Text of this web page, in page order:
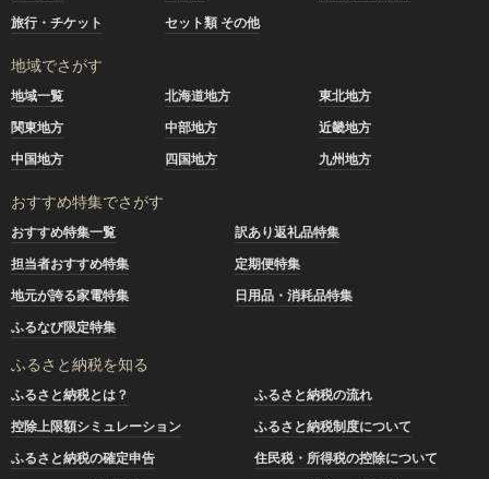
旅行・チケット
セット類 その他
地域でさがす
地域一覧 北海道地方
東北地方
関東地方
中部地方
近畿地方
中国地方
四国地方 九州地方
おすすめ特集でさがす
おすすめ特集一覧
訳あり返礼品特集
担当者おすすめ特集
定期便特集
地元が誇る家電特集
日用品・消耗品特集
ふるなび限定特集
ふるさと納税を知る
ふるさと納税とは？
ふるさと納税の流れ
控除上限額シミュレーション
ふるさと納税制度について
ふるさと納税の確定申告
住民税・所得税の控除について